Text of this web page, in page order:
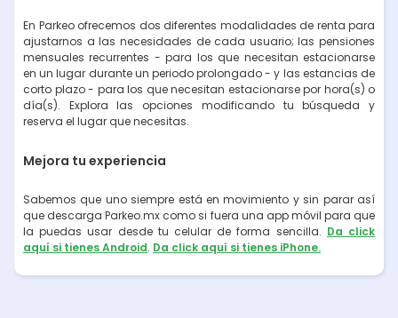
En Parkeo ofrecemos dos diferentes modalidades de renta para
ajustarnos a las necesidades de cada usuario; las pensiones
mensuales recurrentes - para los que necesitan estacionarse
en un lugar durante un periodo prolongado - y las estancias de
corto plazo - para los que necesitan estacionarse por hora(s) o
día(s). Explora las opciones modificando tu búsqueda y
reserva el lugar que necesitas.
Mejora tu experiencia
Sabemos que uno siempre está en movimiento y sin parar así
que descarga Parkeo.mx como si fuera una app móvil para que
la puedas usar desde tu celular de forma sencilla. Da click
aquí si tienes Android. Da click aquí si tienes iPhone.